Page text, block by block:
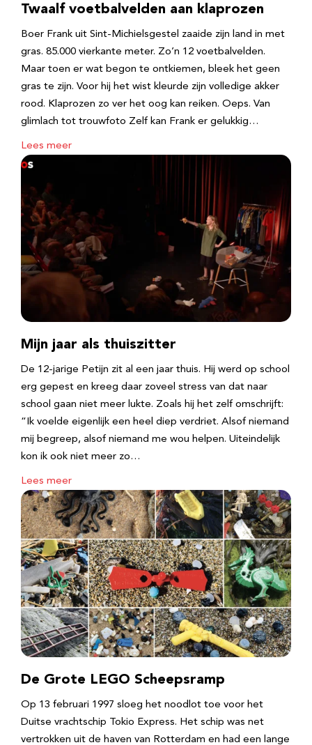
Twaalf voetbalvelden aan klaprozen
Boer Frank uit Sint-Michielsgestel zaaide zijn land in met
gras. 85.000 vierkante meter. Zo’n 12 voetbalvelden.
Maar toen er wat begon te ontkiemen, bleek het geen
gras te zijn. Voor hij het wist kleurde zijn volledige akker
rood. Klaprozen zo ver het oog kan reiken. Oeps. Van
glimlach tot trouwfoto Zelf kan Frank er gelukkig…
Lees meer
Mijn jaar als thuiszitter
De 12-jarige Petijn zit al een jaar thuis. Hij werd op school
erg gepest en kreeg daar zoveel stress van dat naar
school gaan niet meer lukte. Zoals hij het zelf omschrijft:
“Ik voelde eigenlijk een heel diep verdriet. Alsof niemand
mij begreep, alsof niemand me wou helpen. Uiteindelijk
kon ik ook niet meer zo…
Lees meer
De Grote LEGO Scheepsramp
Op 13 februari 1997 sloeg het noodlot toe voor het
Duitse vrachtschip Tokio Express. Het schip was net
vertrokken uit de haven van Rotterdam en had een lange